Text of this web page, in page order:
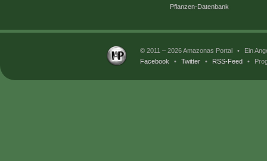
Pflanzen-Datenbank
© 2011 – 2026 Amazonas Portal •
Ein
Facebook
• Twitter • RSS-Feed •